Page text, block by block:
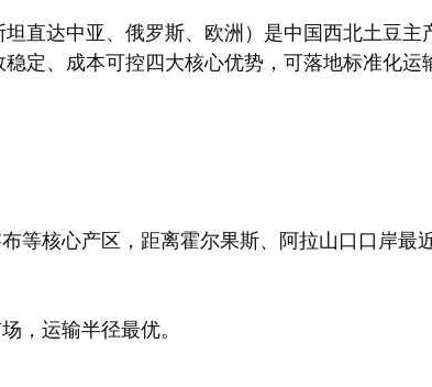
直达中亚、俄罗斯、欧洲）是中国西北土豆主
定、成本可控四大核心优势，可落地标准化运
等核心产区，距离霍尔果斯、阿拉山口口岸最
，运输半径最优。